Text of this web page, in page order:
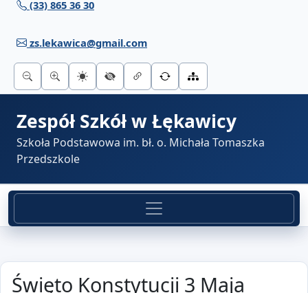
Przejdź do treści
(33) 865 36 30
zs.lekawica@gmail.com
Zespół Szkół w Łękawicy
Szkoła Podstawowa im. bł. o. Michała Tomaszka
Przedszkole
Święto Konstytucji 3 Maja